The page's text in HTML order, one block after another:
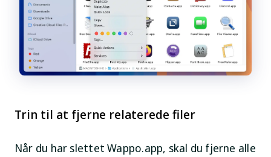
Trin til at fjerne relaterede filer
Når du har slettet Wappo.app, skal du fjerne alle